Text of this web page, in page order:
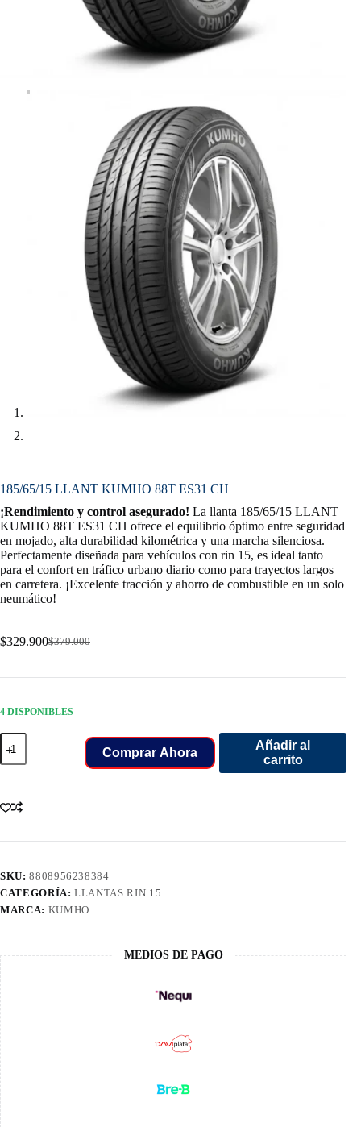
185/65/15 LLANT KUMHO 88T ES31 CH
¡Rendimiento y control asegurado! La llanta 185/65/15 LLANT
KUMHO 88T ES31 CH ofrece el equilibrio óptimo entre seguridad
en mojado, alta durabilidad kilométrica y una marcha silenciosa.
Perfectamente diseñada para vehículos con rin 15, es ideal tanto
para el confort en tráfico urbano diario como para trayectos largos
en carretera. ¡Excelente tracción y ahorro de combustible en un solo
neumático!
$379.000
Original
was:
$329.900Current
is:
4 DISPONIBLES
185/65/15
LLANT
KUMHO
CH
Comprar Ahora
Añadir al
carrito
SKU:8808956238384
CATEGORÍA:LLANTAS RIN 15
MARCA: KUMHO
MEDIOS DE PAGO